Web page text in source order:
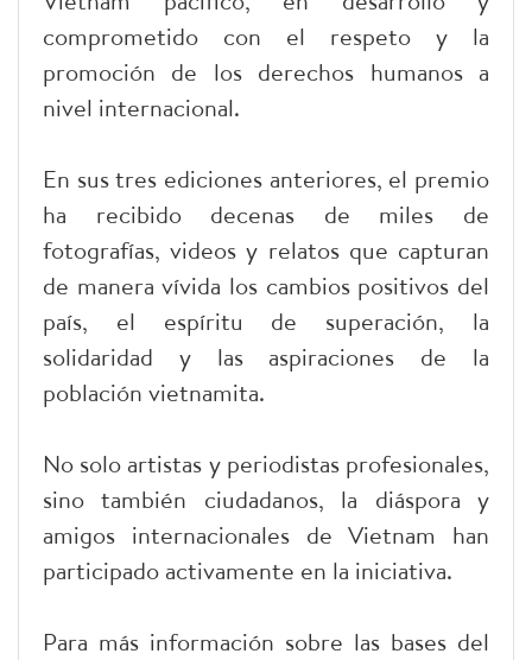
comprometido con el respeto y la
promoción de los derechos humanos a
nivel internacional.
En sus tres ediciones anteriores, el premio
ha recibido decenas de miles de
fotografías, videos y relatos que capturan
de manera vívida los cambios positivos del
país, el espíritu de superación, la
solidaridad y las aspiraciones de la
población vietnamita.
No solo artistas y periodistas profesionales,
sino también ciudadanos, la diáspora y
amigos internacionales de Vietnam han
participado activamente en la iniciativa.
Para más información sobre las bases del